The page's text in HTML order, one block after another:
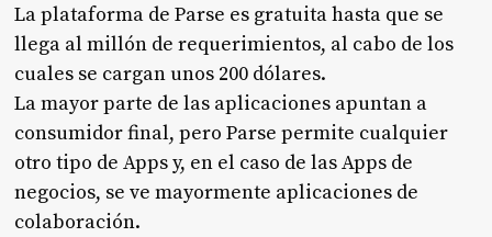
La plataforma de Parse es gratuita hasta que se
llega al millón de requerimientos, al cabo de los
cuales se cargan unos 200 dólares.
La mayor parte de las aplicaciones apuntan a
consumidor final, pero Parse permite cualquier
otro tipo de Apps y, en el caso de las Apps de
negocios, se ve mayormente aplicaciones de
colaboración.